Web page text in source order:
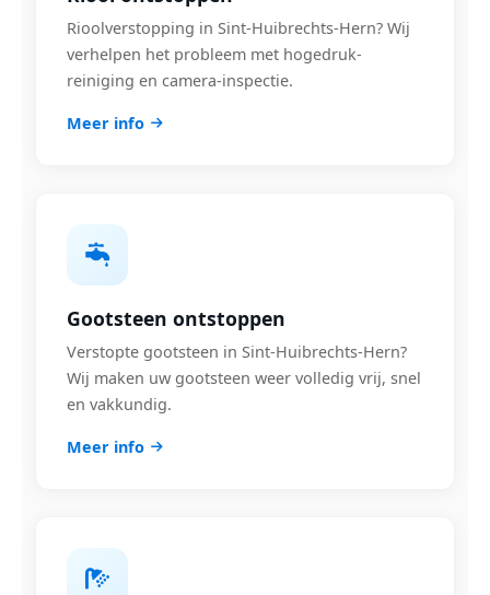
Rioolverstopping in Sint-Huibrechts-Hern? Wij
verhelpen het probleem met hogedruk-
reiniging en camera-inspectie.
Meer info
Gootsteen ontstoppen
Verstopte gootsteen in Sint-Huibrechts-Hern?
Wij maken uw gootsteen weer volledig vrij, snel
en vakkundig.
Meer info